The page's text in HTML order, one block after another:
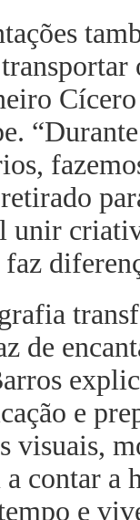
unir
de
e
visuais,
contar a
e